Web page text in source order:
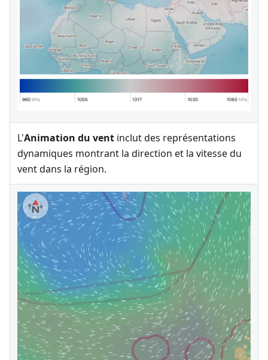
L'Animation du vent inclut des représentations
dynamiques montrant la direction et la vitesse du
vent dans la région.